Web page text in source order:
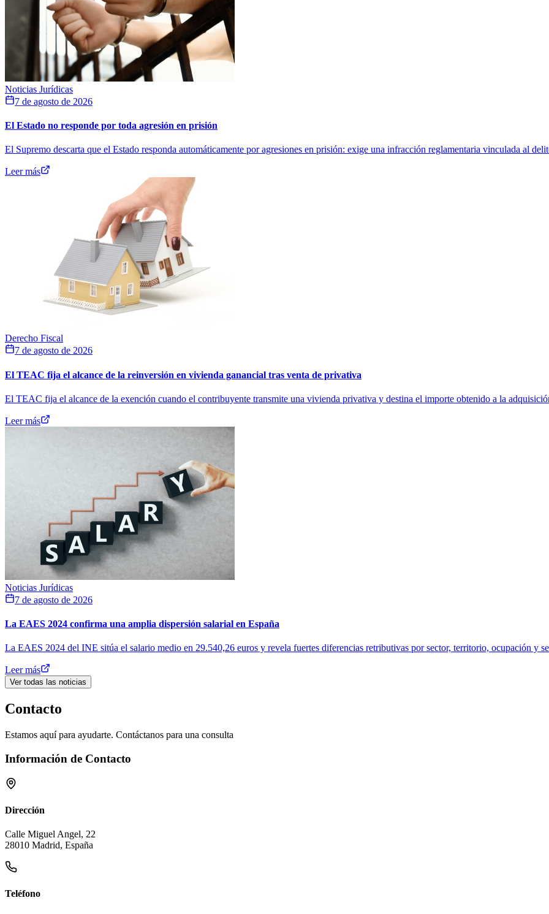
Noticias Jurídicas
7 de agosto de 2026
El Estado no responde por toda agresión en prisión
El Supremo descarta que el Estado responda automáticamente por agresiones en prisión: exige una infracción reglamentaria vinculada al
Leer más
Derecho Fiscal
7 de agosto de 2026
El TEAC fija el alcance de la reinversión en vivienda ganancial tras venta de privativa
El TEAC fija el alcance de la exención cuando el contribuyente transmite una vivienda privativa y destina el importe obtenido a la
Leer más
Noticias Jurídicas
7 de agosto de 2026
La EAES 2024 confirma una amplia dispersión salarial en España
La EAES 2024 del INE sitúa el salario medio en 29.540,26 euros y revela fuertes diferencias retributivas por sector, territorio, ocupación y
Leer más
Ver todas las noticias
Contacto
Estamos aquí para ayudarte. Contáctanos para una consulta
Información de Contacto
Dirección
Calle Miguel Angel, 22
28010 Madrid, España
Teléfono